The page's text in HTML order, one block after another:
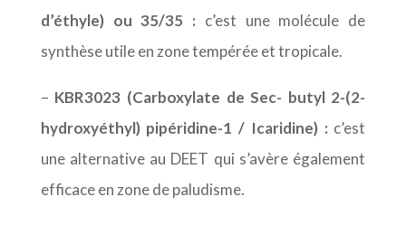
d’éthyle) ou 35/35 : c’est une molécule de
synthèse utile en zone tempérée et tropicale.
– KBR3023 (Carboxylate de Sec- butyl 2-(2-
hydroxyéthyl) pipéridine-1 / Icaridine) : c’est
une alternative au DEET qui s’avère également
efficace en zone de paludisme.